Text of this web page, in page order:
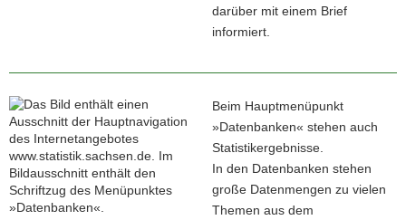
darüber mit einem Brief
informiert.
Beim Hauptmenüpunkt
»Datenbanken« stehen auch
Statistikergebnisse.
In den Datenbanken stehen
große Datenmengen zu vielen
Themen aus dem